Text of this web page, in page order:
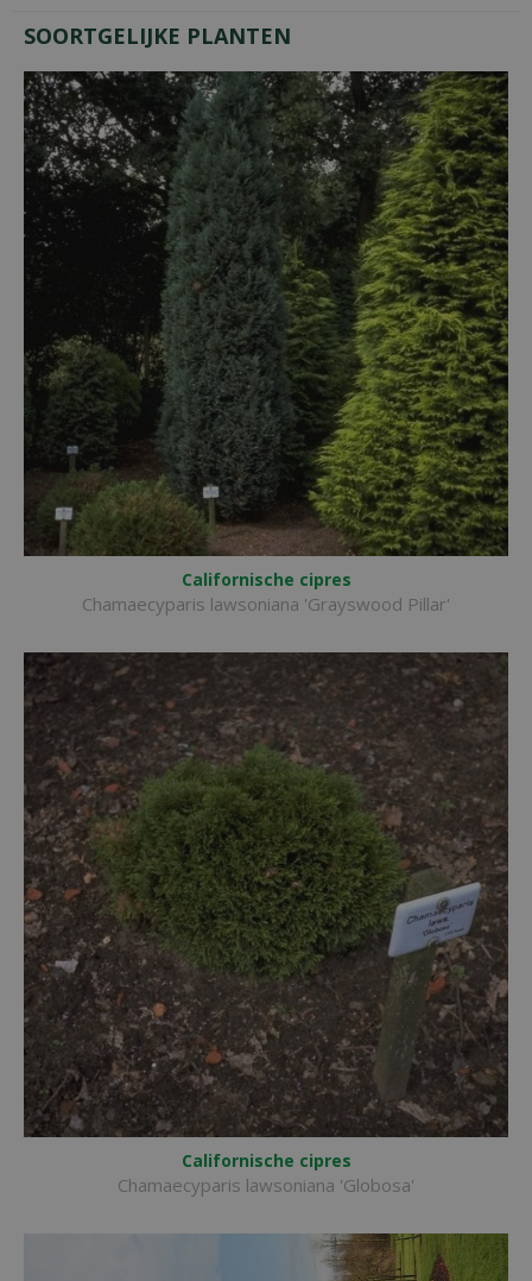
SOORTGELIJKE PLANTEN
Californische cipres
Chamaecyparis lawsoniana 'Grayswood Pillar'
Californische cipres
Chamaecyparis lawsoniana 'Globosa'